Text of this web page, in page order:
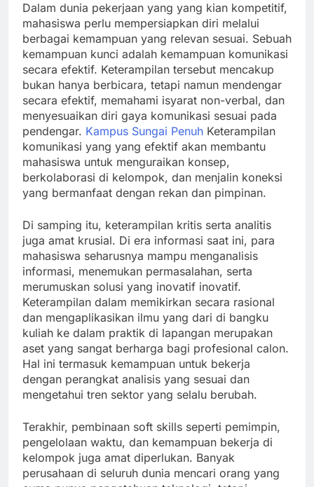
Dalam dunia pekerjaan yang yang kian kompetitif,
mahasiswa perlu mempersiapkan diri melalui
berbagai kemampuan yang relevan sesuai. Sebuah
kemampuan kunci adalah kemampuan komunikasi
secara efektif. Keterampilan tersebut mencakup
bukan hanya berbicara, tetapi namun mendengar
secara efektif, memahami isyarat non-verbal, dan
menyesuaikan diri gaya komunikasi sesuai pada
pendengar. Kampus Sungai Penuh Keterampilan
komunikasi yang yang efektif akan membantu
mahasiswa untuk menguraikan konsep,
berkolaborasi di kelompok, dan menjalin koneksi
yang bermanfaat dengan rekan dan pimpinan.
Di samping itu, keterampilan kritis serta analitis
juga amat krusial. Di era informasi saat ini, para
mahasiswa seharusnya mampu menganalisis
informasi, menemukan permasalahan, serta
merumuskan solusi yang inovatif inovatif.
Keterampilan dalam memikirkan secara rasional
dan mengaplikasikan ilmu yang dari di bangku
kuliah ke dalam praktik di lapangan merupakan
aset yang sangat berharga bagi profesional calon.
Hal ini termasuk kemampuan untuk bekerja
dengan perangkat analisis yang sesuai dan
mengetahui tren sektor yang selalu berubah.
Terakhir, pembinaan soft skills seperti pemimpin,
pengelolaan waktu, dan kemampuan bekerja di
kelompok juga amat diperlukan. Banyak
perusahaan di seluruh dunia mencari orang yang